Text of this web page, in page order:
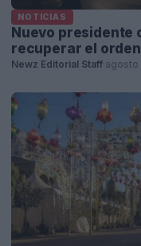
NOTICIAS
Nuevo presidente
recuperar el
Newz Editorial Staff agosto